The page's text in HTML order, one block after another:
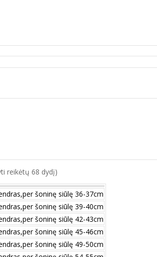
reikėtų 68 dydį)
šoninę siūlę 36-37cm
šoninę siūlę 39-40cm
šoninę siūlę 42-43cm
šoninę siūlę 45-46cm
šoninę siūlę 49-50cm